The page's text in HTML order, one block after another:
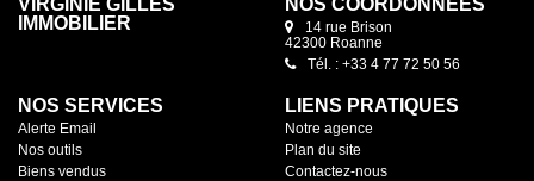
IMMOBILIER
14 rue Brison
42300 Roanne
Tél. : +33 4 77 72 50 56
NOS SERVICES
Alerte Email
Nos outils
Biens vendus
LIENS PRATIQUES
Notre agence
Plan du site
Contactez-nous